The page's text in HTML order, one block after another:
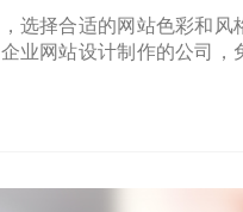
选择合适的网站色彩和
网站设计制作的公司，